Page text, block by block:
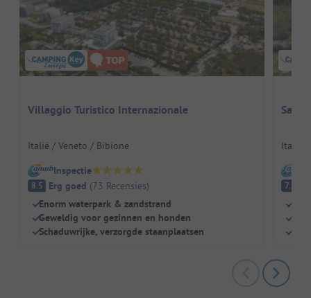
Villaggio Turistico Internazionale
Italië / Veneto / Bibione
Inspectie
8.5 Erg goed (73 Recensies)
Enorm waterpark & zandstrand
Geweldig voor gezinnen en honden
Schaduwrijke, verzorgde staanplaatsen
Italië /
7.5